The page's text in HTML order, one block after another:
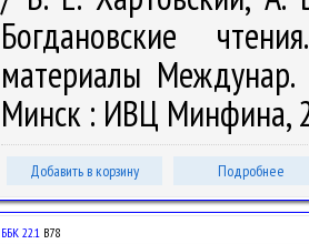
Богдановские
материалы
Минск : ИВЦ Минфина,
Добавить в корзину Подробнее
ББК 22.1 В78